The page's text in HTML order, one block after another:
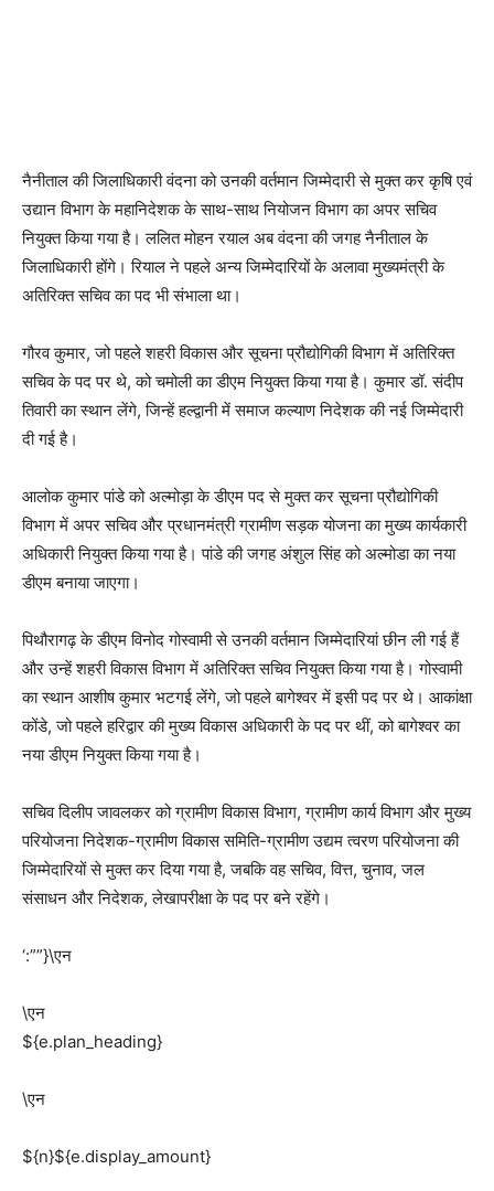
नैनीताल की जिलाधिकारी वंदना को उनकी वर्तमान जिम्मेदारी से मुक्त कर कृषि एवं
उद्यान विभाग के महानिदेशक के साथ-साथ नियोजन विभाग का अपर सचिव
नियुक्त किया गया है। ललित मोहन रयाल अब वंदना की जगह नैनीताल के
जिलाधिकारी होंगे। रियाल ने पहले अन्य जिम्मेदारियों के अलावा मुख्यमंत्री के
अतिरिक्त सचिव का पद भी संभाला था।
गौरव कुमार, जो पहले शहरी विकास और सूचना प्रौद्योगिकी विभाग में अतिरिक्त
सचिव के पद पर थे, को चमोली का डीएम नियुक्त किया गया है। कुमार डॉ. संदीप
तिवारी का स्थान लेंगे, जिन्हें हल्द्वानी में समाज कल्याण निदेशक की नई जिम्मेदारी
दी गई है।
आलोक कुमार पांडे को अल्मोड़ा के डीएम पद से मुक्त कर सूचना प्रौद्योगिकी
विभाग में अपर सचिव और प्रधानमंत्री ग्रामीण सड़क योजना का मुख्य कार्यकारी
अधिकारी नियुक्त किया गया है। पांडे की जगह अंशुल सिंह को अल्मोडा का नया
डीएम बनाया जाएगा।
पिथौरागढ़ के डीएम विनोद गोस्वामी से उनकी वर्तमान जिम्मेदारियां छीन ली गई हैं
और उन्हें शहरी विकास विभाग में अतिरिक्त सचिव नियुक्त किया गया है। गोस्वामी
का स्थान आशीष कुमार भटगई लेंगे, जो पहले बागेश्वर में इसी पद पर थे। आकांक्षा
कोंडे, जो पहले हरिद्वार की मुख्य विकास अधिकारी के पद पर थीं, को बागेश्वर का
नया डीएम नियुक्त किया गया है।
सचिव दिलीप जावलकर को ग्रामीण विकास विभाग, ग्रामीण कार्य विभाग और मुख्य
परियोजना निदेशक-ग्रामीण विकास समिति-ग्रामीण उद्यम त्वरण परियोजना की
जिम्मेदारियों से मुक्त कर दिया गया है, जबकि वह सचिव, वित्त, चुनाव, जल
संसाधन और निदेशक, लेखापरीक्षा के पद पर बने रहेंगे।
‘:””}\एन
\एन
${e.plan_heading}
\एन
${n}${e.display_amount}